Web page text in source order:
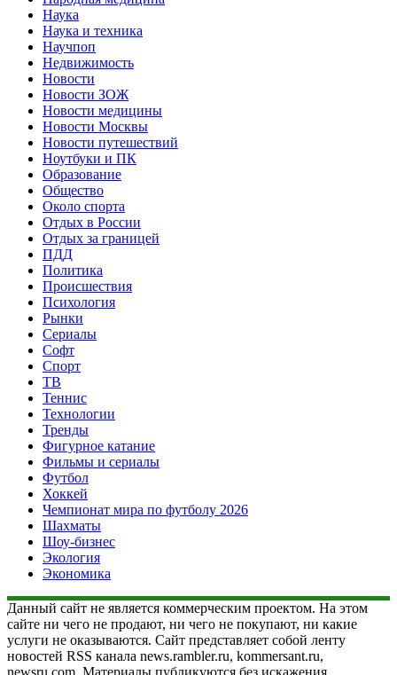
Наука
Наука и техника
Научпоп
Недвижимость
Новости
Новости ЗОЖ
Новости медицины
Новости Москвы
Новости путешествий
Ноутбуки и ПК
Образование
Общество
Около спорта
Отдых в России
Отдых за границей
ПДД
Политика
Происшествия
Психология
Рынки
Сериалы
Софт
Спорт
ТВ
Теннис
Технологии
Тренды
Фигурное катание
Фильмы и сериалы
Футбол
Хоккей
Чемпионат мира по футболу 2026
Шахматы
Шоу-бизнес
Экология
Экономика
Данный сайт не является коммерческим проектом. На этом
сайте ни чего не продают, ни чего не покупают, ни какие
услуги не оказываются. Сайт представляет собой ленту
новостей RSS канала news.rambler.ru, kommersant.ru,
newsru.com. Материалы публикуются без искажения,